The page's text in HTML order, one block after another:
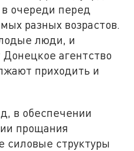
очереди перед
разных возрастов.
люди, и
агентство
приходить и
в обеспечении
прощания
силовые структуры